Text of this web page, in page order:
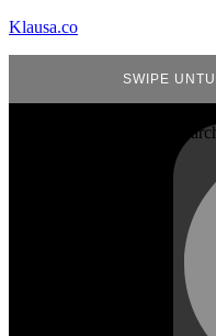
Klausa.co
SWIPE